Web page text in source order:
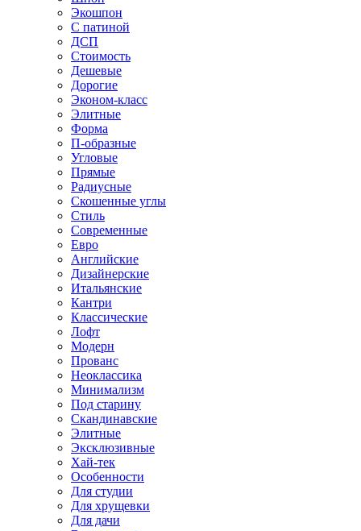
Экошпон
С патиной
ДСП
Стоимость
Дешевые
Дорогие
Эконом-класс
Элитные
Форма
П-образные
Угловые
Прямые
Радиусные
Скошенные углы
Стиль
Современные
Евро
Английские
Дизайнерские
Итальянские
Кантри
Классические
Лофт
Модерн
Прованс
Неоклассика
Минимализм
Под старину
Скандинавские
Элитные
Эксклюзивные
Хай-тек
Особенности
Для студии
Для хрущевки
Для дачи